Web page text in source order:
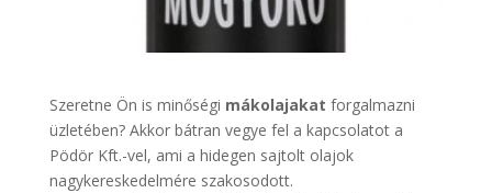
Szeretne Ön is minőségi mákolajakat forgalmazni
üzletében? Akkor bátran vegye fel a kapcsolatot a
Pödör Kft.-vel, ami a hidegen sajtolt olajok
nagykereskedelmére szakosodott.